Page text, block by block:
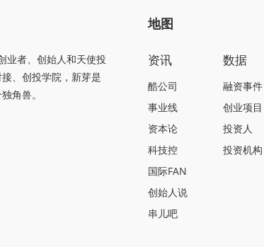
业者、创始人和天使投
、创投学院，新芽是
角兽。
地图
资讯
酷公司
事业线
资本论
科技控
国际FAN
创始人说
串儿吧
数据
融资事件
创业项目
投资人
投资机构